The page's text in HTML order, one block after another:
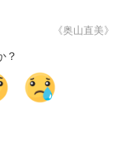
《奥山直美》
？